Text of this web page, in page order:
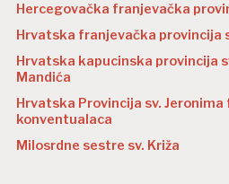
Hercegovačka franjevačka
Hrvatska franjevačka provincija
Hrvatska kapucinska provincija
Mandića
Hrvatska Provincija sv.
konventualaca
Milosrdne sestre sv. Križa